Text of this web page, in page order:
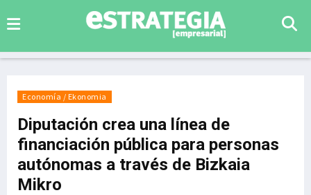
Economía / Ekonomia
Diputación crea una línea de
financiación pública para personas
autónomas a través de Bizkaia
Mikro